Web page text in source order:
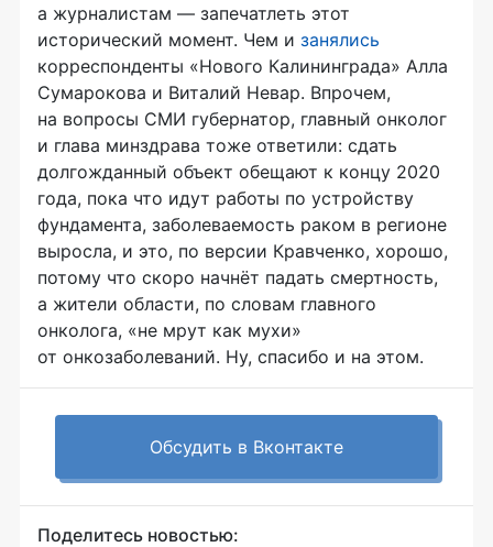
а журналистам — запечатлеть этот
исторический момент. Чем и занялись
корреспонденты «Нового Калининграда» Алла
Сумарокова и Виталий Невар. Впрочем,
на вопросы СМИ губернатор, главный онколог
и глава минздрава тоже ответили: сдать
долгожданный объект обещают к концу 2020
года, пока что идут работы по устройству
фундамента, заболеваемость раком в регионе
выросла, и это, по версии Кравченко, хорошо,
потому что скоро начнёт падать смертность,
а жители области, по словам главного
онколога, «не мрут как мухи»
от онкозаболеваний. Ну, спасибо и на этом.
Обсудить в Вконтакте
Поделитесь новостью: